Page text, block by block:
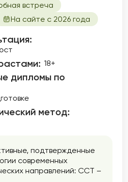
встреча
На сайте с 2026 года
18+
дипломы по
метод:
подтвержденные
современных
направлений: ССТ –